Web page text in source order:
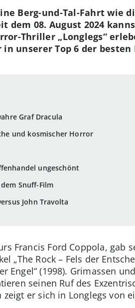
Graf Dracula
und kosmischer Horror
ungeschönt
Snuff-Film
John Travolta
Berg-und-Tal-Fahrt wie
dem 08. August 2024
Thriller „Longlegs“
unserer Top 6 der besten
Francis Ford Coppola, gab
„The Rock – Fels der
Engel“ (1998). Grimassen
seinen Ruf des
zeigt er sich in Longlegs von